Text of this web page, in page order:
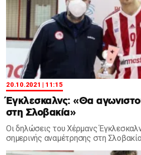
20.10.2021 | 11:15
Έγκλεσκαλνς: «Θα
στη Σλοβακία»
Οι δηλώσεις του Χέρμανς
σημερινής αναμέτρησης στη